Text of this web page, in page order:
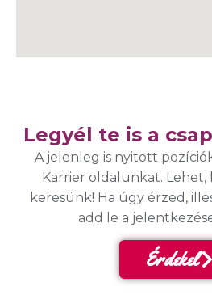
Legyél te is a
A jelenleg is nyitott
Karrier oldalunkat.
keresünk! Ha úgy érzed,
add le a
Érdekel